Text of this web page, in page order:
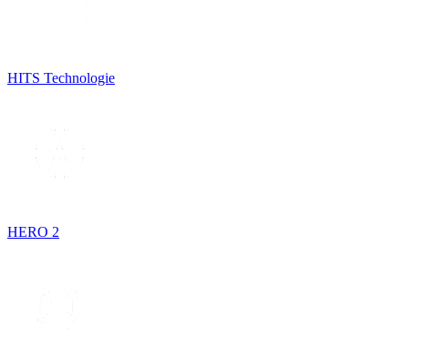
HITS Technologie
HERO 2